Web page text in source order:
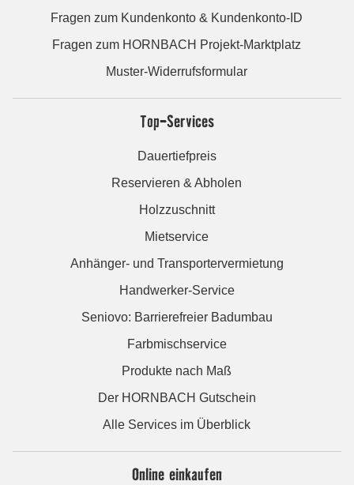
Fragen zum Kundenkonto & Kundenkonto-ID
Fragen zum HORNBACH Projekt-Marktplatz
Muster-Widerrufsformular
Top-Services
Dauertiefpreis
Reservieren & Abholen
Holzzuschnitt
Mietservice
Anhänger- und Transportervermietung
Handwerker-Service
Seniovo: Barrierefreier Badumbau
Farbmischservice
Produkte nach Maß
Der HORNBACH Gutschein
Alle Services im Überblick
Online einkaufen